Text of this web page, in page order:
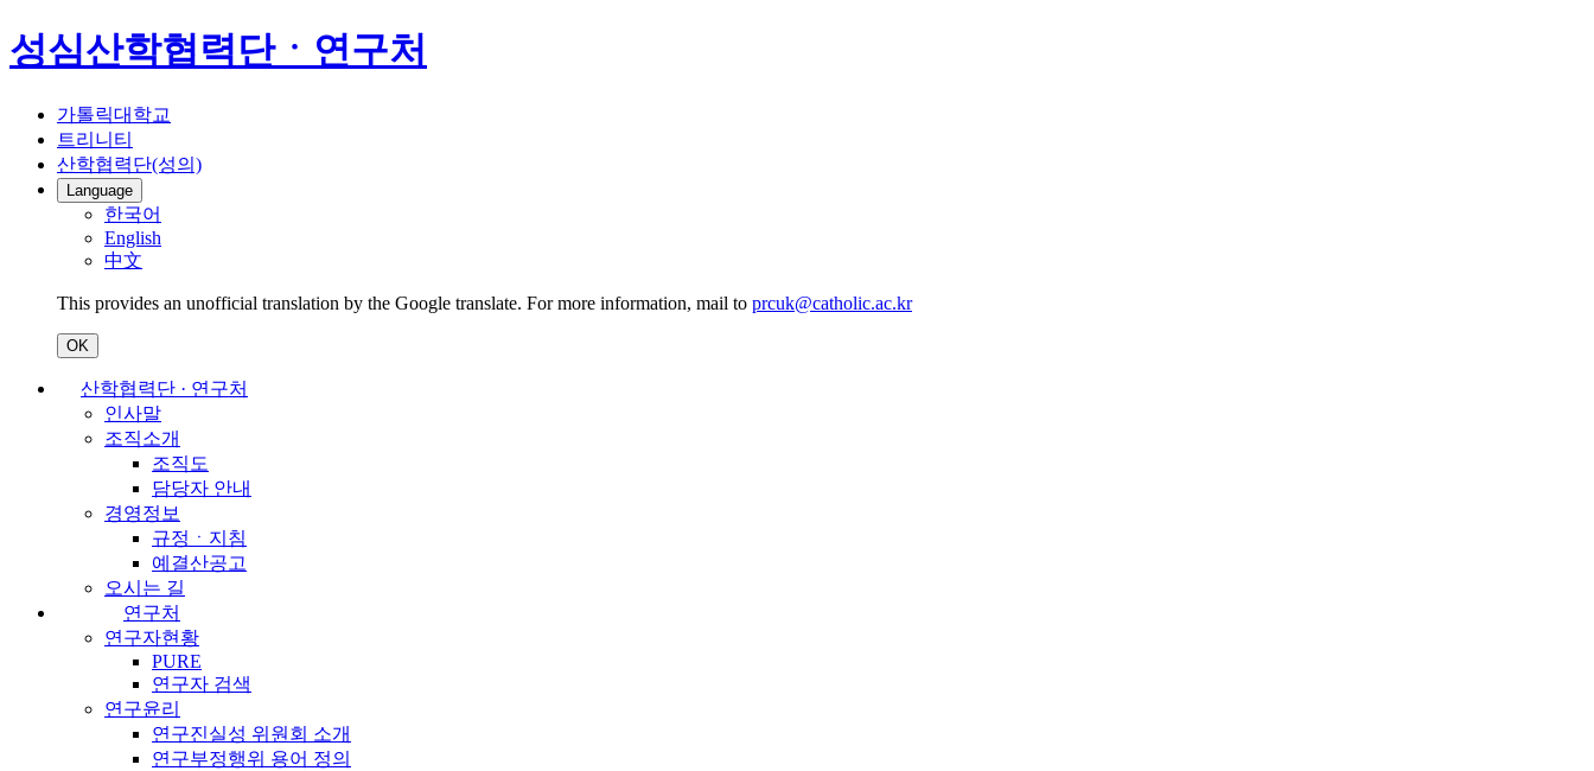
성심산학협력단ㆍ연구처
가톨릭대학교
트리니티
산학협력단(성의)
Language
한국어
English
中文
This provides an unofficial translation by the Google translate. For more information, mail to prcuk@catholic.ac.kr
OK
산학협력단 · 연구처
인사말
조직소개
조직도
담당자 안내
경영정보
규정ㆍ지침
예결산공고
오시는 길
연구처
연구자현황
PURE
연구자 검색
연구윤리
연구진실성 위원회 소개
연구부정행위 용어 정의